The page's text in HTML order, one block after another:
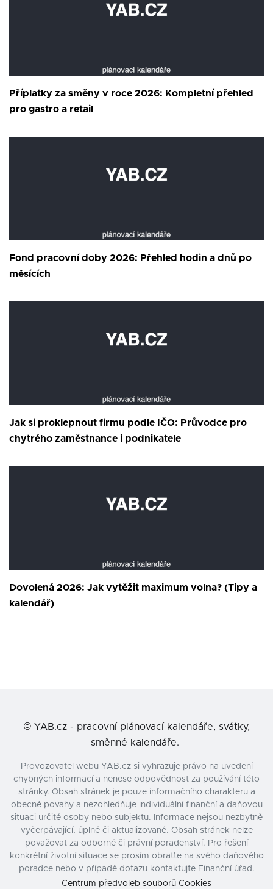
Příplatky za směny v roce 2026: Kompletní přehled
pro gastro a retail
Fond pracovní doby 2026: Přehled hodin a dnů po
měsících
Jak si proklepnout firmu podle IČO: Průvodce pro
chytrého zaměstnance i podnikatele
Dovolená 2026: Jak vytěžit maximum volna? (Tipy a
kalendář)
© YAB.cz - pracovní plánovací kalendáře, svátky,
směnné kalendáře.
Provozovatel webu YAB.cz si vyhrazuje právo na uvedení
chybných informací a nenese odpovědnost za používání této
stránky. Obsah stránek je pouze informačního charakteru a
obecné povahy a nezohledňuje individuální finanční a daňovou
situaci určité osoby nebo subjektu. Informace nejsou nezbytně
vyčerpávající, úplné či aktualizované. Obsah stránek nelze
považovat za odborné či právní poradenství. Pro řešení
konkrétní životní situace se prosím obraťte na svého daňového
poradce nebo v případě dotazu kontaktujte Finanční úřad.
Centrum předvoleb souborů Cookies